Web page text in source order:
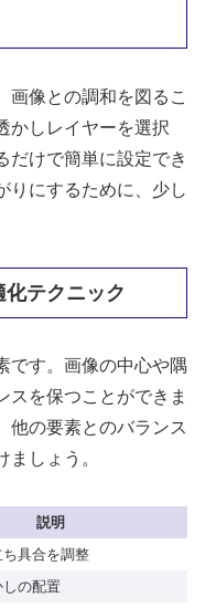
画像との調和を図るこ
かしレイヤーを選択
だけで簡単に設定でき
りにするために、少し
テクニック
です。画像の中心や隅
スを保つことができま
他の要素とのバランス
しょう。
説明
具合を調整
の配置